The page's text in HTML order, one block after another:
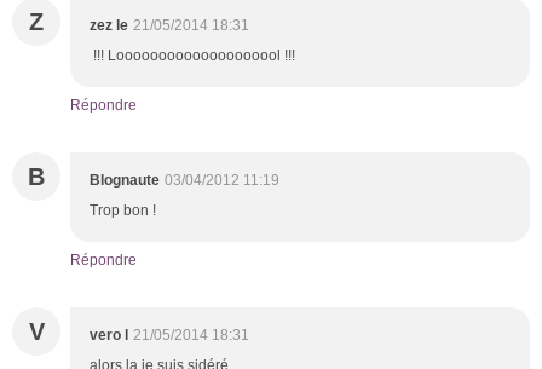
Z zez le 21/05/2014 18:31
!!! Loooooooooooooooooool !!!
Répondre
B Blognaute 03/04/2012 11:19
Trop bon !
Répondre
V vero l 21/05/2014 18:31
alors la je suis sidéré